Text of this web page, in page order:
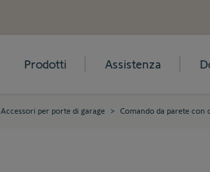
Prodotti Assistenza
Accessori per porte di garage > Comando da parete con